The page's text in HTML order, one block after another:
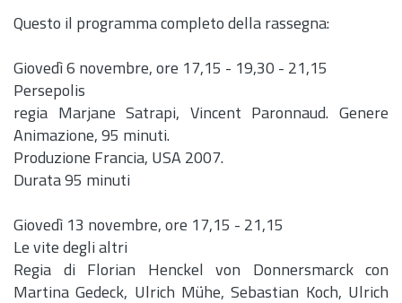
Questo il programma completo della rassegna:
Giovedì 6 novembre, ore 17,15 - 19,30 - 21,15
Persepolis
regia Marjane Satrapi, Vincent Paronnaud. Genere
Animazione, 95 minuti.
Produzione Francia, USA 2007.
Durata 95 minuti
Giovedì 13 novembre, ore 17,15 - 21,15
Le vite degli altri
Regia di Florian Henckel von Donnersmarck con
Martina Gedeck, Ulrich Mühe, Sebastian Koch, Ulrich